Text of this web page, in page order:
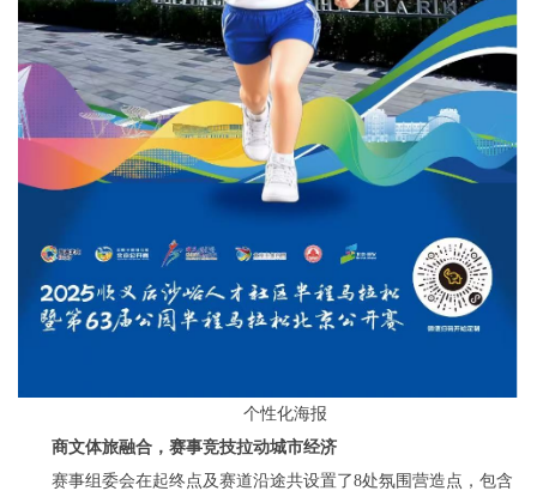
个性化海报
商文体旅融合， 赛事竞技拉动城市经济
赛事组委会在起终点及赛道沿途共设置了8处氛围营造点，包含